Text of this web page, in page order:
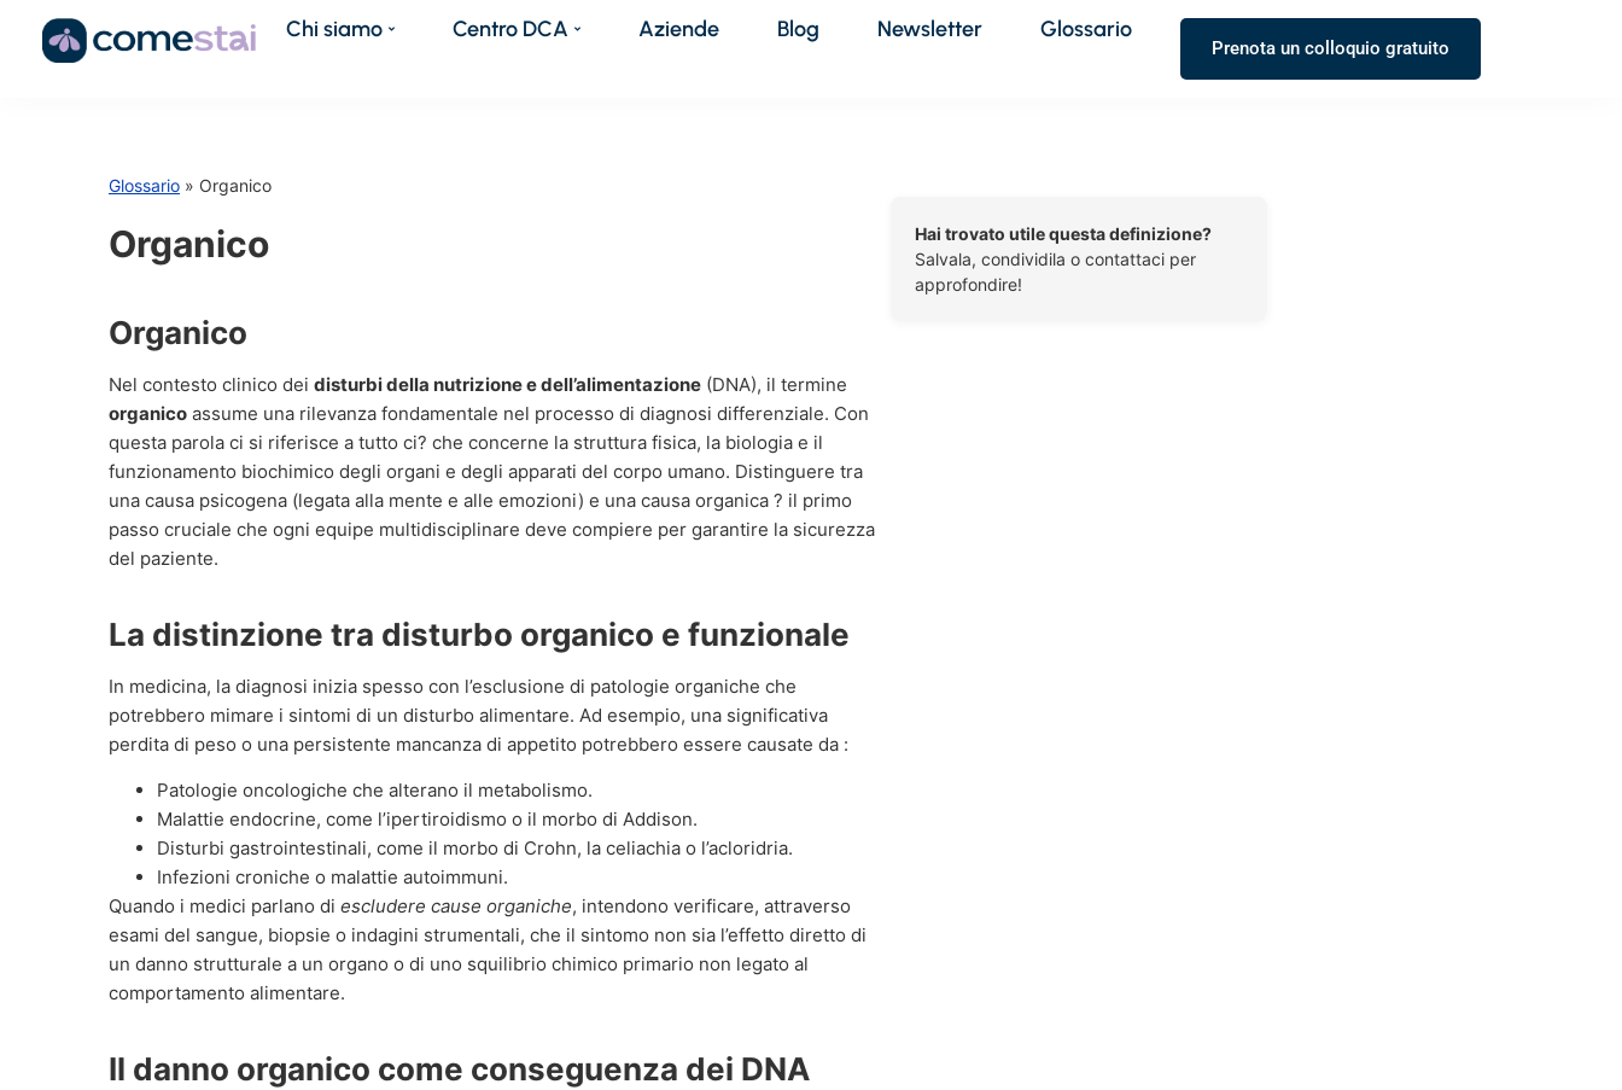
Chi siamo Centro DCA Aziende Blog Newsletter Glossario
Prenota un colloquio gratuito
Glossario » Organico
Organico
Organico
Nel contesto clinico dei disturbi della nutrizione e dell’alimentazione (DNA), il termine
organico assume una rilevanza fondamentale nel processo di diagnosi differenziale. Con
questa parola ci si riferisce a tutto ci? che concerne la struttura fisica, la biologia e il
funzionamento biochimico degli organi e degli apparati del corpo umano. Distinguere tra
una causa psicogena (legata alla mente e alle emozioni) e una causa organica ? il primo
passo cruciale che ogni equipe multidisciplinare deve compiere per garantire la sicurezza
del paziente.
La distinzione tra disturbo organico e funzionale
In medicina, la diagnosi inizia spesso con l’esclusione di patologie organiche che
potrebbero mimare i sintomi di un disturbo alimentare. Ad esempio, una significativa
perdita di peso o una persistente mancanza di appetito potrebbero essere causate da :
Patologie oncologiche che alterano il metabolismo.
Malattie endocrine, come l’ipertiroidismo o il morbo di Addison.
Disturbi gastrointestinali, come il morbo di Crohn, la celiachia o l’acloridria.
Infezioni croniche o malattie autoimmuni.
Quando i medici parlano di escludere cause organiche, intendono verificare, attraverso
esami del sangue, biopsie o indagini strumentali, che il sintomo non sia l’effetto diretto di
un danno strutturale a un organo o di uno squilibrio chimico primario non legato al
comportamento alimentare.
Il danno organico come conseguenza dei DNA
Hai trovato utile questa definizione?
Salvala, condividila o contattaci per
approfondire!